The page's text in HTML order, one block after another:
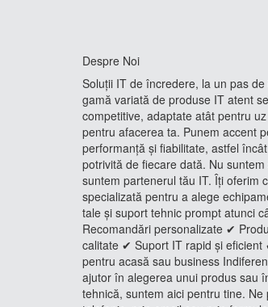
Despre Noi
Soluții IT de încredere, la un pas
gamă variată de produse IT atent
competitive, adaptate atât pentru
pentru afacerea ta. Punem accent
performanță și fiabilitate, astfel
potrivită de fiecare dată. Nu
suntem partenerul tău IT. Îți oferim
specializată pentru a alege
tale și suport tehnic prompt atunci
Recomandări personalizate ✔
calitate ✔ Suport IT rapid și eficient
pentru acasă sau business
ajutor în alegerea unui produs sau
tehnică, suntem aici pentru tine. Ne